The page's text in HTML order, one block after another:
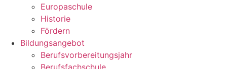
Europaschule
Historie
Fördern
Bildungsangebot
Berufsvorbereitungsjahr
Berufsfachschule